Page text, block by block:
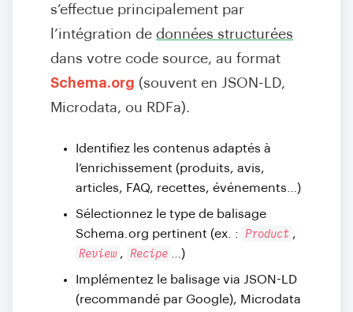
s’effectue principalement par
l’intégration de données structurées
dans votre code source, au format
Schema.org (souvent en JSON-LD,
Microdata, ou RDFa).
Identifiez les contenus adaptés à
l’enrichissement (produits, avis,
articles, FAQ, recettes, événements…)
Sélectionnez le type de balisage
Schema.org pertinent (ex. : Product ,
Review , Recipe …)
Implémentez le balisage via JSON-LD
(recommandé par Google), Microdata